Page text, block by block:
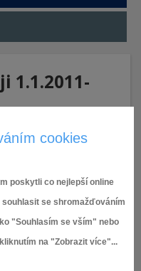
cookies
poskytli co nejlepší online
se shromažďováním
"Souhlasím se vším" nebo
na "Zobrazit více"...
1.1.2011-